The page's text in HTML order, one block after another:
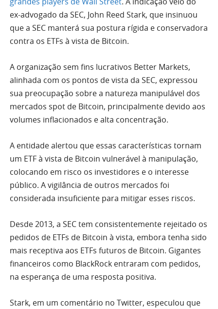
ex-advogado da SEC, John Reed Stark, que insinuou
que a SEC manterá sua postura rígida e conservadora
contra os ETFs à vista de Bitcoin.
A organização sem fins lucrativos Better Markets,
alinhada com os pontos de vista da SEC, expressou
sua preocupação sobre a natureza manipulável dos
mercados spot de Bitcoin, principalmente devido aos
volumes inflacionados e alta concentração.
A entidade alertou que essas características tornam
um ETF à vista de Bitcoin vulnerável à manipulação,
colocando em risco os investidores e o interesse
público. A vigilância de outros mercados foi
considerada insuficiente para mitigar esses riscos.
Desde 2013, a SEC tem consistentemente rejeitado os
pedidos de ETFs de Bitcoin à vista, embora tenha sido
mais receptiva aos ETFs futuros de Bitcoin. Gigantes
financeiros como BlackRock entraram com pedidos,
na esperança de uma resposta positiva.
Stark, em um comentário no Twitter, especulou que